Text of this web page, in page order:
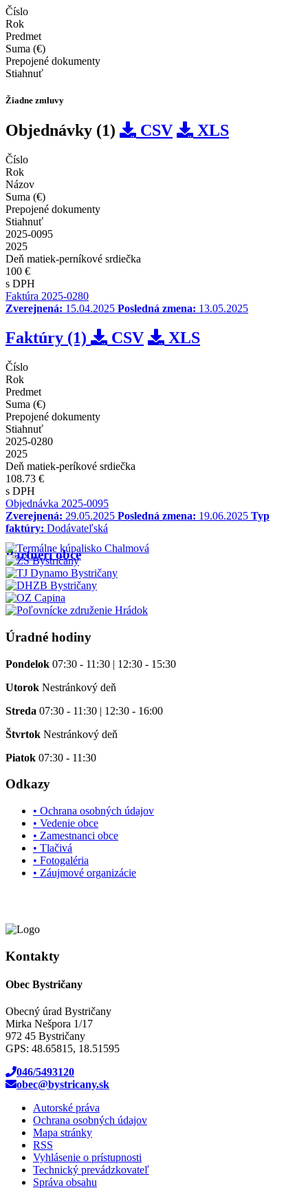
Číslo
Rok
Predmet
Suma (€)
Prepojené dokumenty
Stiahnuť
Žiadne zmluvy
Objednávky (1) CSV XLS
Číslo
Rok
Názov
Suma (€)
Prepojené dokumenty
Stiahnuť
2025-0095
2025
Deň matiek-perníkové srdiečka
100 €
s DPH
Faktúra 2025-0280
Zverejnená: 15.04.2025 Posledná zmena: 13.05.2025
Faktúry (1) CSV XLS
Číslo
Rok
Predmet
Suma (€)
Prepojené dokumenty
Stiahnuť
2025-0280
2025
Deň matiek-períkové srdiečka
108.73 €
s DPH
Objednávka 2025-0095
Zverejnená: 29.05.2025 Posledná zmena: 19.06.2025 Typ
faktúry: Dodávateľská
Partneri obce
Úradné hodiny
Pondelok 07:30 - 11:30 | 12:30 - 15:30
Utorok Nestránkový deň
Streda 07:30 - 11:30 | 12:30 - 16:00
Štvrtok Nestránkový deň
Piatok 07:30 - 11:30
Odkazy
• Ochrana osobných údajov
• Vedenie obce
• Zamestnanci obce
• Tlačivá
• Fotogaléria
• Záujmové organizácie
Kontakty
Obec Bystričany
Obecný úrad Bystričany
Mirka Nešpora 1/17
972 45 Bystričany
GPS: 48.65815, 18.51595
046/5493120
obec@bystricany.sk
Autorské práva
Ochrana osobných údajov
Mapa stránky
RSS
Vyhlásenie o prístupnosti
Technický prevádzkovateľ
Správa obsahu